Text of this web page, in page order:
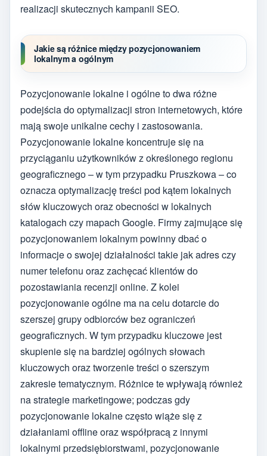
realizacji skutecznych kampanii SEO.
Jakie są różnice między pozycjonowaniem
lokalnym a ogólnym
Pozycjonowanie lokalne i ogólne to dwa różne
podejścia do optymalizacji stron internetowych, które
mają swoje unikalne cechy i zastosowania.
Pozycjonowanie lokalne koncentruje się na
przyciąganiu użytkowników z określonego regionu
geograficznego – w tym przypadku Pruszkowa – co
oznacza optymalizację treści pod kątem lokalnych
słów kluczowych oraz obecności w lokalnych
katalogach czy mapach Google. Firmy zajmujące się
pozycjonowaniem lokalnym powinny dbać o
informacje o swojej działalności takie jak adres czy
numer telefonu oraz zachęcać klientów do
pozostawiania recenzji online. Z kolei
pozycjonowanie ogólne ma na celu dotarcie do
szerszej grupy odbiorców bez ograniczeń
geograficznych. W tym przypadku kluczowe jest
skupienie się na bardziej ogólnych słowach
kluczowych oraz tworzenie treści o szerszym
zakresie tematycznym. Różnice te wpływają również
na strategie marketingowe; podczas gdy
pozycjonowanie lokalne często wiąże się z
działaniami offline oraz współpracą z innymi
lokalnymi przedsiębiorstwami, pozycjonowanie